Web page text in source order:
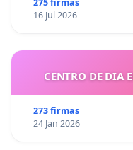
16 Jul 2026
CENTRO DE DIA
273 firmas
24 Jan 2026